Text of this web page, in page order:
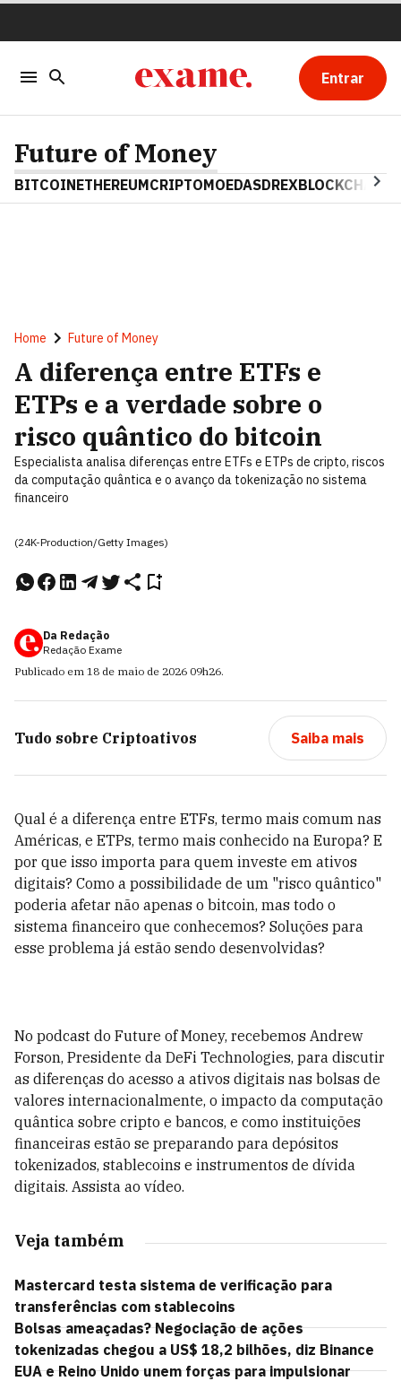
Entrar
Future of Money
BITCOINETHEREUMCRIPTOMOEDASDREXBLOCKCHAIN
Home Future of Money
A diferença entre ETFs e
ETPs e a verdade sobre o
risco quântico do bitcoin
Especialista analisa diferenças entre ETFs e ETPs de cripto, riscos
da computação quântica e o avanço da tokenização no sistema
financeiro
(24K-Production/Getty Images)
Da Redação
Redação Exame
Publicado em 18 de maio de 2026 09h26.
Tudo sobre Criptoativos Saiba mais
Qual é a diferença entre ETFs, termo mais comum nas
Américas, e ETPs, termo mais conhecido na Europa? E
por que isso importa para quem investe em ativos
digitais? Como a possibilidade de um "risco quântico"
poderia afetar não apenas o bitcoin, mas todo o
sistema financeiro que conhecemos? Soluções para
esse problema já estão sendo desenvolvidas?
No podcast do Future of Money, recebemos Andrew
Forson, Presidente da DeFi Technologies, para discutir
as diferenças do acesso a ativos digitais nas bolsas de
valores internacionalmente, o impacto da computação
quântica sobre cripto e bancos, e como instituições
financeiras estão se preparando para depósitos
tokenizados, stablecoins e instrumentos de dívida
digitais. Assista ao vídeo.
Veja também
Mastercard testa sistema de verificação para
transferências com stablecoins
Bolsas ameaçadas? Negociação de ações
tokenizadas chegou a US$ 18,2 bilhões, diz Binance
EUA e Reino Unido unem forças para impulsionar